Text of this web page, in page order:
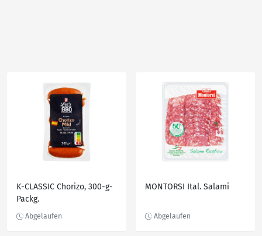
K-CLASSIC Chorizo, 300-g-
Packg.
MONTORSI Ital. Salami